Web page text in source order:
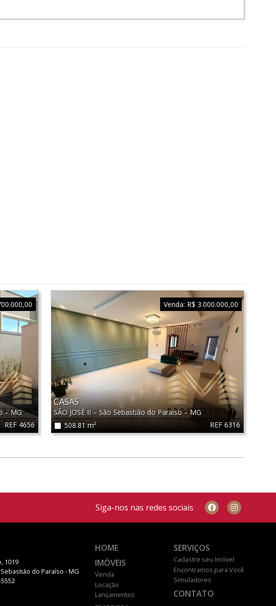
REF 4656
–MG
REF 6316
CASAS
SÃO JOSÉ II–São Sebastião do Paraíso–MG
508.81 m²
Venda: R$ 3.000.000,00
Siga-nos nas redes sociais
1019
do Paraíso - MG
5552
HOME
IMÓVEIS
Venda
Locação
Lançamentos
SERVIÇOS
Cadastre seu Imóvel
Encontramos para Você
Simuladores
CONTATO